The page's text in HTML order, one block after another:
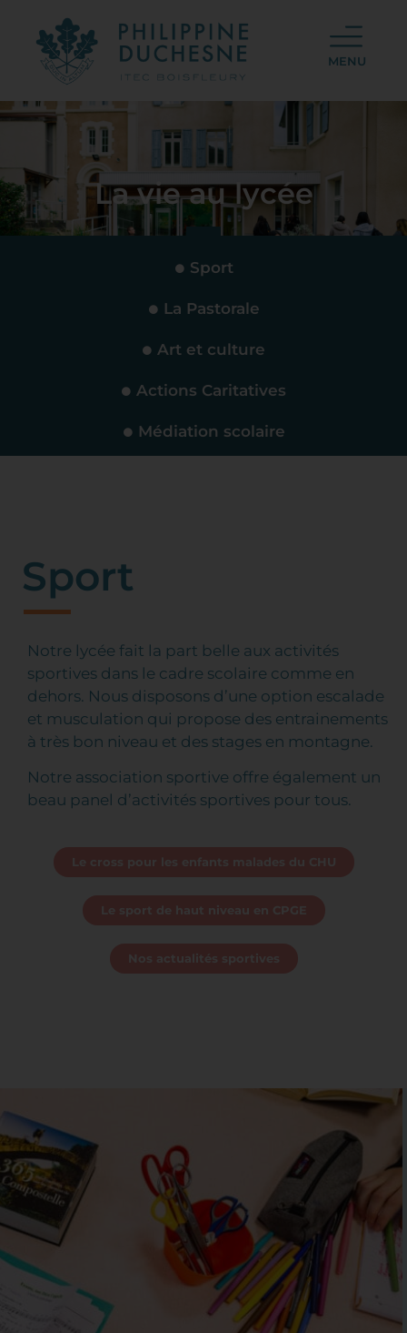
MENU
La vie au lycée
Sport
La Pastorale
Art et culture
Actions Caritatives
Médiation scolaire
Sport
Notre lycée fait la part belle aux activités
sportives dans le cadre scolaire comme en
dehors. Nous disposons d’une option escalade
et musculation qui propose des entrainements
à très bon niveau et des stages en montagne.
Notre association sportive offre également un
beau panel d’activités sportives pour tous.